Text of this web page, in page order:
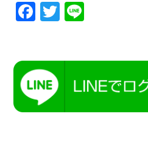
Facebook
Twitter